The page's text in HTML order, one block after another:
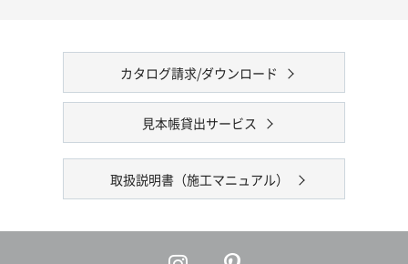
カタログ請求/ダウンロード
見本帳貸出サービス
取扱説明書（施工マニュアル）